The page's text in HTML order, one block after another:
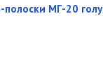
МГ-20